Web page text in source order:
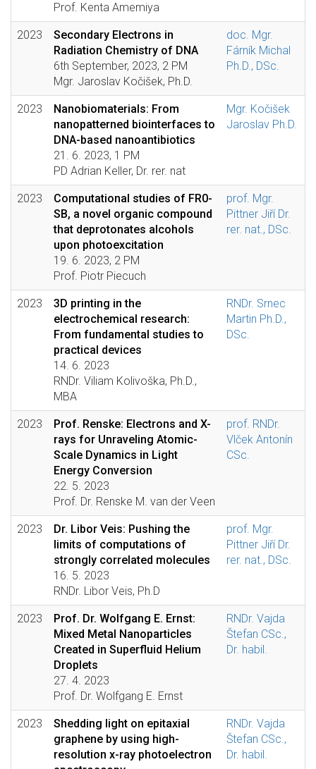
Prof. Kenta Amemiya
2023
Secondary Electrons in
Radiation Chemistry of DNA
6th September, 2023, 2 PM
Mgr. Jaroslav Kočišek, Ph.D.
doc. Mgr.
Fárník Michal
Ph.D., DSc.
2023
Nanobiomaterials: From
nanopatterned biointerfaces to
DNA-based nanoantibiotics
21. 6. 2023, 1 PM
PD Adrian Keller, Dr. rer. nat
Mgr. Kočišek
Jaroslav Ph.D.
2023
Computational studies of FR0-
SB, a novel organic compound
that deprotonates alcohols
upon photoexcitation
19. 6. 2023, 2 PM
Prof. Piotr Piecuch
prof. Mgr.
Pittner Jiří Dr.
rer. nat., DSc.
2023
3D printing in the
electrochemical research:
From fundamental studies to
practical devices
14. 6. 2023
RNDr. Viliam Kolivoška, Ph.D.,
MBA
RNDr. Srnec
Martin Ph.D.,
DSc.
2023
Prof. Renske: Electrons and X-
rays for Unraveling Atomic-
Scale Dynamics in Light
Energy Conversion
22. 5. 2023
Prof. Dr. Renske M. van der Veen
prof. RNDr.
Vlček Antonín
CSc.
2023
Dr. Libor Veis: Pushing the
limits of computations of
strongly correlated molecules
16. 5. 2023
RNDr. Libor Veis, Ph.D
prof. Mgr.
Pittner Jiří Dr.
rer. nat., DSc.
2023
Prof. Dr. Wolfgang E. Ernst:
Mixed Metal Nanoparticles
Created in Superfluid Helium
Droplets
27. 4. 2023
Prof. Dr. Wolfgang E. Ernst
RNDr. Vajda
Štefan CSc.,
Dr. habil.
2023
Shedding light on epitaxial
graphene by using high-
resolution x-ray photoelectron
RNDr. Vajda
Štefan CSc.,
Dr. habil.